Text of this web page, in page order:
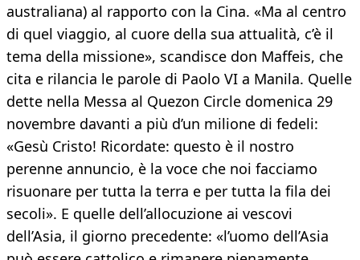
australiana) al rapporto con la Cina. «Ma al centro
di quel viaggio, al cuore della sua attualità, c’è il
tema della missione», scandisce don Maffeis, che
cita e rilancia le parole di Paolo VI a Manila. Quelle
dette nella Messa al Quezon Circle domenica 29
novembre davanti a più d’un milione di fedeli:
«Gesù Cristo! Ricordate: questo è il nostro
perenne annuncio, è la voce che noi facciamo
risuonare per tutta la terra e per tutta la fila dei
secoli». E quelle dell’allocuzione ai vescovi
dell’Asia, il giorno precedente: «l’uomo dell’Asia